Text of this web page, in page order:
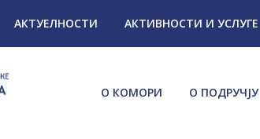
АКТУЕЛНОСТИ АКТИВНОСТИ И УСЛУГЕ
О КОМОРИ О ПОДРУЧЈУ